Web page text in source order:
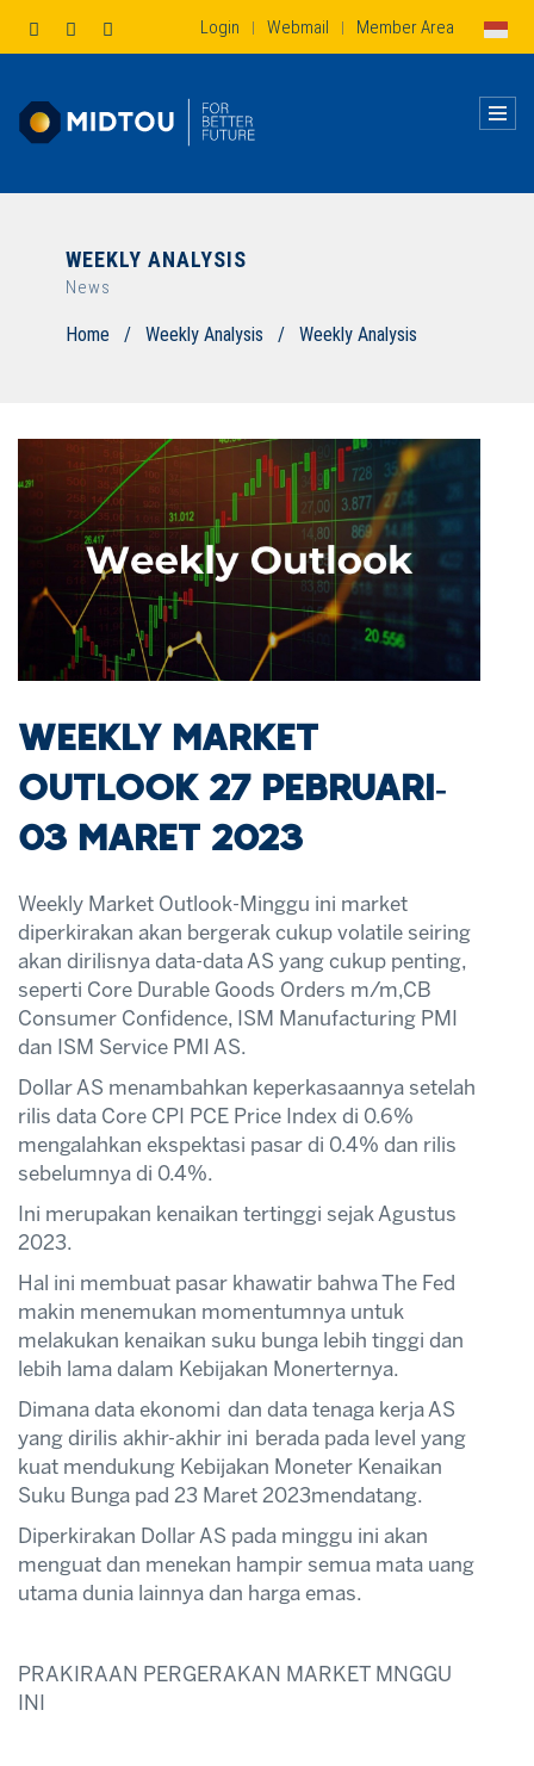
Login | Webmail | Member Area
WEEKLY ANALYSIS
News
Home / Weekly Analysis / Weekly Analysis
WEEKLY MARKET
OUTLOOK 27 PEBRUARI-
03 MARET 2023
Weekly Market Outlook-Minggu ini market
diperkirakan akan bergerak cukup volatile seiring
akan dirilisnya data-data AS yang cukup penting,
seperti Core Durable Goods Orders m/m,CB
Consumer Confidence, ISM Manufacturing PMI
dan ISM Service PMI AS.
Dollar AS menambahkan keperkasaannya setelah
rilis data Core CPI PCE Price Index di 0.6%
mengalahkan ekspektasi pasar di 0.4% dan rilis
sebelumnya di 0.4%.
Ini merupakan kenaikan tertinggi sejak Agustus
2023.
Hal ini membuat pasar khawatir bahwa The Fed
makin menemukan momentumnya untuk
melakukan kenaikan suku bunga lebih tinggi dan
lebih lama dalam Kebijakan Monerternya.
Dimana data ekonomi dan data tenaga kerja AS
yang dirilis akhir-akhir ini berada pada level yang
kuat mendukung Kebijakan Moneter Kenaikan
Suku Bunga pad 23 Maret 2023mendatang.
Diperkirakan Dollar AS pada minggu ini akan
menguat dan menekan hampir semua mata uang
utama dunia lainnya dan harga emas.
PRAKIRAAN PERGERAKAN MARKET MNGGU
INI